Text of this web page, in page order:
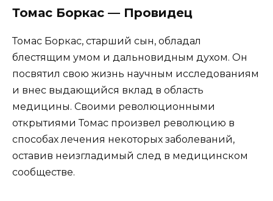
Томас Боркас — Провидец
Томас Боркас, старший сын, обладал
блестящим умом и дальновидным духом. Он
посвятил свою жизнь научным исследованиям
и внес выдающийся вклад в область
медицины. Своими революционными
открытиями Томас произвел революцию в
способах лечения некоторых заболеваний,
оставив неизгладимый след в медицинском
сообществе.